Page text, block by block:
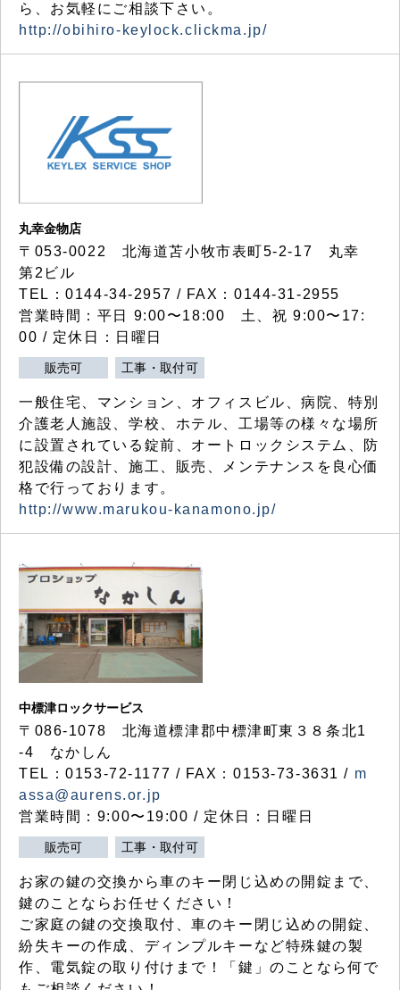
ら、お気軽にご相談下さい。
http://obihiro-keylock.clickma.jp/
丸幸金物店
〒053-0022 北海道苫小牧市表町5-2-17 丸幸
第2ビル
TEL：0144-34-2957 / FAX：0144-31-2955
営業時間：平日 9:00〜18:00 土、祝 9:00〜17:
00 / 定休日：日曜日
販売可 工事・取付可
一般住宅、マンション、オフィスビル、病院、特別
介護老人施設、学校、ホテル、工場等の様々な場所
に設置されている錠前、オートロックシステム、防
犯設備の設計、施工、販売、メンテナンスを良心価
格で行っております。
http://www.marukou-kanamono.jp/
中標津ロックサービス
〒086-1078 北海道標津郡中標津町東３８条北1
-4 なかしん
TEL：0153-72-1177 / FAX：0153-73-3631 / m
assa@aurens.or.jp
営業時間：9:00〜19:00 / 定休日：日曜日
販売可 工事・取付可
お家の鍵の交換から車のキー閉じ込めの開錠まで、
鍵のことならお任せください！
ご家庭の鍵の交換取付、車のキー閉じ込めの開錠、
紛失キーの作成、ディンプルキーなど特殊鍵の製
作、電気錠の取り付けまで！「鍵」のことなら何で